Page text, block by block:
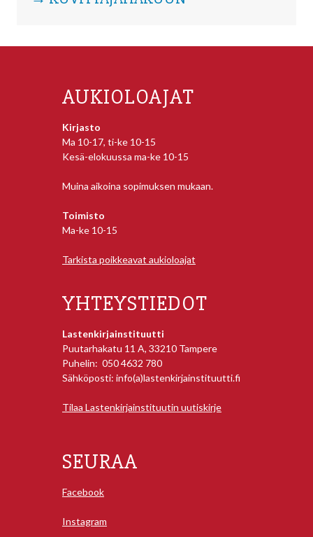
AUKIOLOAJAT
Kirjasto
Ma 10-17, ti-ke 10-15
Kesä-elokuussa ma-ke 10-15
Muina aikoina sopimuksen mukaan.
Toimisto
Ma-ke 10-15
Tarkista poikkeavat aukioloajat
YHTEYSTIEDOT
Lastenkirjainstituutti
Puutarhakatu 11 A, 33210 Tampere
Puhelin: 050 4632 780
Sähköposti: info(a)lastenkirjainstituutti.fi
Tilaa Lastenkirjainstituutin uutiskirje
SEURAA
Facebook
Instagram